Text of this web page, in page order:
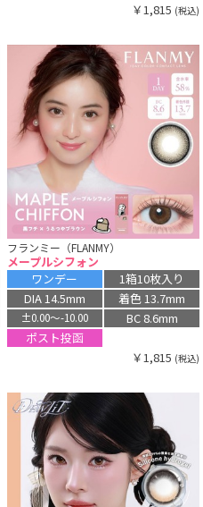
￥1,815 (税込)
フランミー（FLANMY）
メープルシフォン
ワンデー
1箱10枚入り
DIA 14.5mm
着色 13.7mm
±0.00〜-10.00
BC 8.6mm
ポスト投函
￥1,815 (税込)